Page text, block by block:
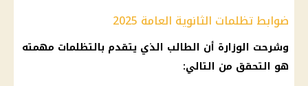
ضوابط تظلمات الثانوية العامة 2025
وشرحت الوزارة أن الطالب الذي يتقدم بالتظلمات مهمته
هو التحقق من التالي: